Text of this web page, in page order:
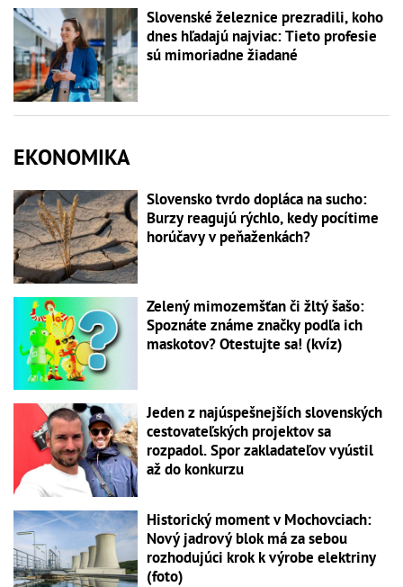
Slovenské železnice prezradili, koho
dnes hľadajú najviac: Tieto profesie
sú mimoriadne žiadané
EKONOMIKA
Slovensko tvrdo dopláca na sucho:
Burzy reagujú rýchlo, kedy pocítime
horúčavy v peňaženkách?
Zelený mimozemšťan či žltý šašo:
Spoznáte známe značky podľa ich
maskotov? Otestujte sa! (kvíz)
Jeden z najúspešnejších slovenských
cestovateľských projektov sa
rozpadol. Spor zakladateľov vyústil
až do konkurzu
Historický moment v Mochovciach:
Nový jadrový blok má za sebou
rozhodujúci krok k výrobe elektriny
(foto)